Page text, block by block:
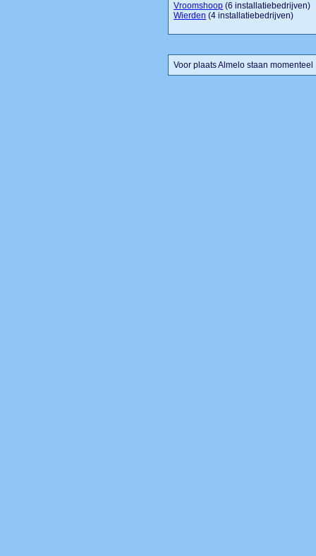
Vroomshoop (6 installatiebedrijven)
Wierden (4 installatiebedrijven)
Voor plaats Almelo staan